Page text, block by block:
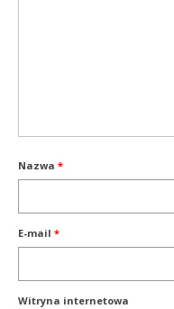
Nazwa *
E-mail *
Witryna internetowa